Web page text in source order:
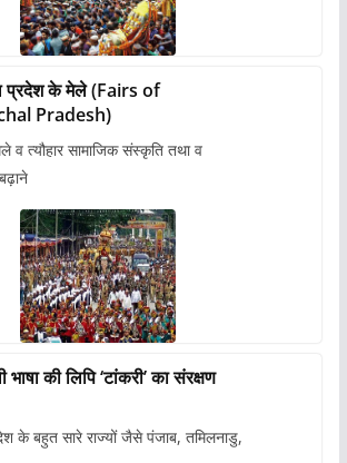
प्रदेश के मेले (Fairs of
Pradesh)
व त्यौहार सामाजिक संस्कृति तथा व
‘टांकरी’ का संरक्षण
के बहुत सारे राज्यों जैसे पंजाब, तमिलनाडु,